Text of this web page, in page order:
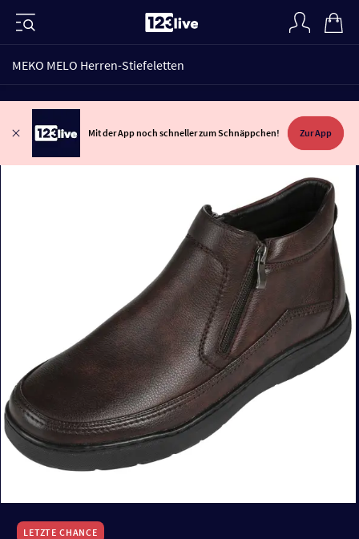
MEKO MELO Herren-Stiefeletten
Mit der App noch schneller zum Schnäppchen! Zur App
LETZTE CHANCE